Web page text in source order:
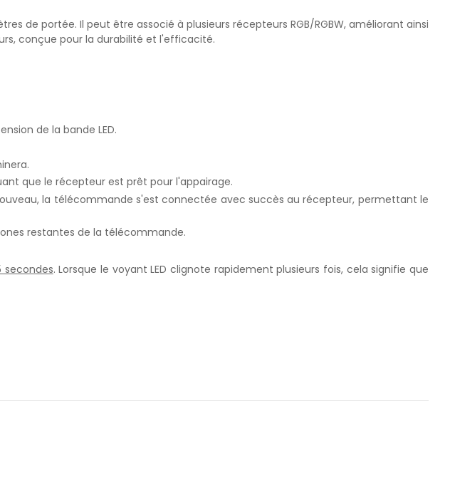
de portée. Il peut être associé à plusieurs récepteurs RGB/RGBW, améliorant ainsi
conçue pour la durabilité et l'efficacité.
de la bande LED.
que le récepteur est prêt pour l'appairage.
la télécommande s'est connectée avec succès au récepteur, permettant le
restantes de la télécommande.
secondes. Lorsque le voyant LED clignote rapidement plusieurs fois, cela signifie que